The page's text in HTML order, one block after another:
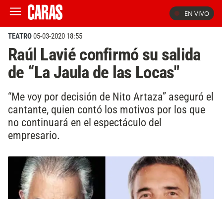
EN VIVO
TEATRO05-03-2020 18:55
Raúl Lavié confirmó su salida
de “La Jaula de las Locas"
“Me voy por decisión de Nito Artaza” aseguró el
cantante, quien contó los motivos por los que
no continuará en el espectáculo del
empresario.